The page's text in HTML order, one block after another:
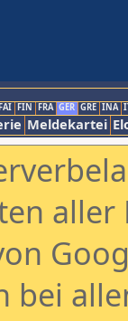
FIN FRA GER GRE INA
Meldekartei
aller
bei